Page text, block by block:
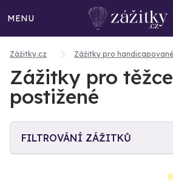
MENU
Zážitky.cz Zážitky pro handicapované
Zážitky pro
postižené
FILTROVÁNÍ ZÁŽITKŮ